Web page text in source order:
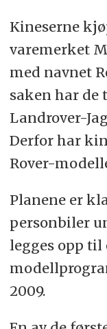
Kineserne
varemerket
med navnet
saken har de
Landrover-
Derfor har
Rover-
Planene er
personbiler
legges opp
2009.